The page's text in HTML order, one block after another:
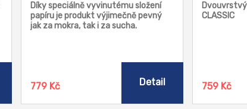
Díky speciálně vyvinutému složení
papíru je produkt výjimečně pevný
jak za mokra, tak i za sucha.
779 Kč Detail
Dvouvrstvý
CLASSIC
759 Kč